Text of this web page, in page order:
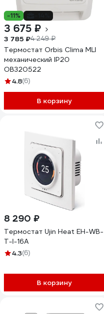
-11%
3 675 ₽
3 785 ₽4 249 ₽
Термостат Orbis Clima MLI
механический IP20
OB320522
4.8(6)
В корзину
8 290 ₽
Термостат Ujin Heat EH-WB-
T-I-16А
4.3(6)
В корзину